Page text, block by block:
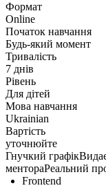
Формат
Online
Початок навчання
Будь-який момент
Тривалість
7 днів
Рівень
Для дітей
Мова навчання
Ukrainian
Вартість
уточнюйте
Гнучкий графік
ментораРеальний
Frontend